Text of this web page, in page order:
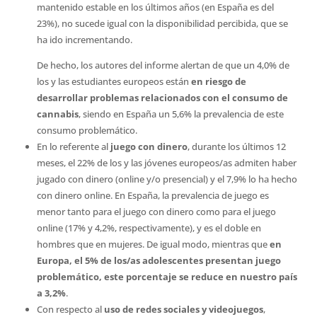
mantenido estable en los últimos años (en España es del
23%), no sucede igual con la disponibilidad percibida, que se
ha ido incrementando.
De hecho, los autores del informe alertan de que un 4,0% de
los y las estudiantes europeos están en riesgo de
desarrollar problemas relacionados con el consumo de
cannabis, siendo en España un 5,6% la prevalencia de este
consumo problemático.
En lo referente al juego con dinero, durante los últimos 12
meses, el 22% de los y las jóvenes europeos/as admiten haber
jugado con dinero (online y/o presencial) y el 7,9% lo ha hecho
con dinero online. En España, la prevalencia de juego es
menor tanto para el juego con dinero como para el juego
online (17% y 4,2%, respectivamente), y es el doble en
hombres que en mujeres. De igual modo, mientras queen
Europa, el 5% de los/as adolescentes presentan juego
problemático, este porcentaje se reduce en nuestro país
a 3,2%.
Con respecto al uso de redes sociales y videojuegos,